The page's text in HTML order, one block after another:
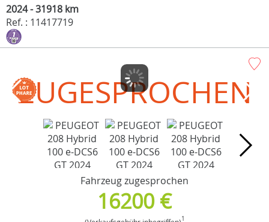
2024 - 31918 km
Ref. : 11417719
ZUGESPROCHEN
Fahrzeug zugesprochen
16200 €
1